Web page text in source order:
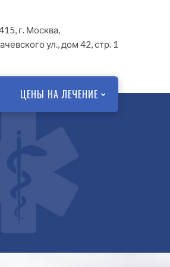
г. Москва,
ул., дом 42, стр. 1
ЦЕНЫ НА ЛЕЧЕНИЕ